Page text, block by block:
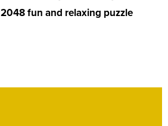
fun and relaxing puzzle